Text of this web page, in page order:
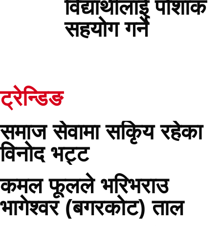
विद्यार्थीलाई पोशाक
सहयोग गर्ने
ट्रेन्डिङ
समाज सेवामा सकिृय रहेका
विनोद भट्ट
कमल फूलले भरिभराउ
भागेश्वर (बगरकोट) ताल